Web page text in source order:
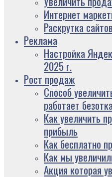
Интернет
Раскрутка сайтов
Реклама
Настройка
2025 г.
Рост продаж
Способ
работает
Как увеличить
прибыль
Как бесплатно
Как мы
Акция которая